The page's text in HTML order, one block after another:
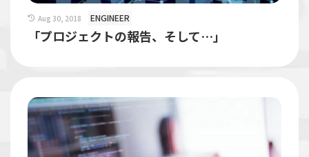
Aug 30, 2018 ENGINEER
「プロジェクトの報告、そして…」